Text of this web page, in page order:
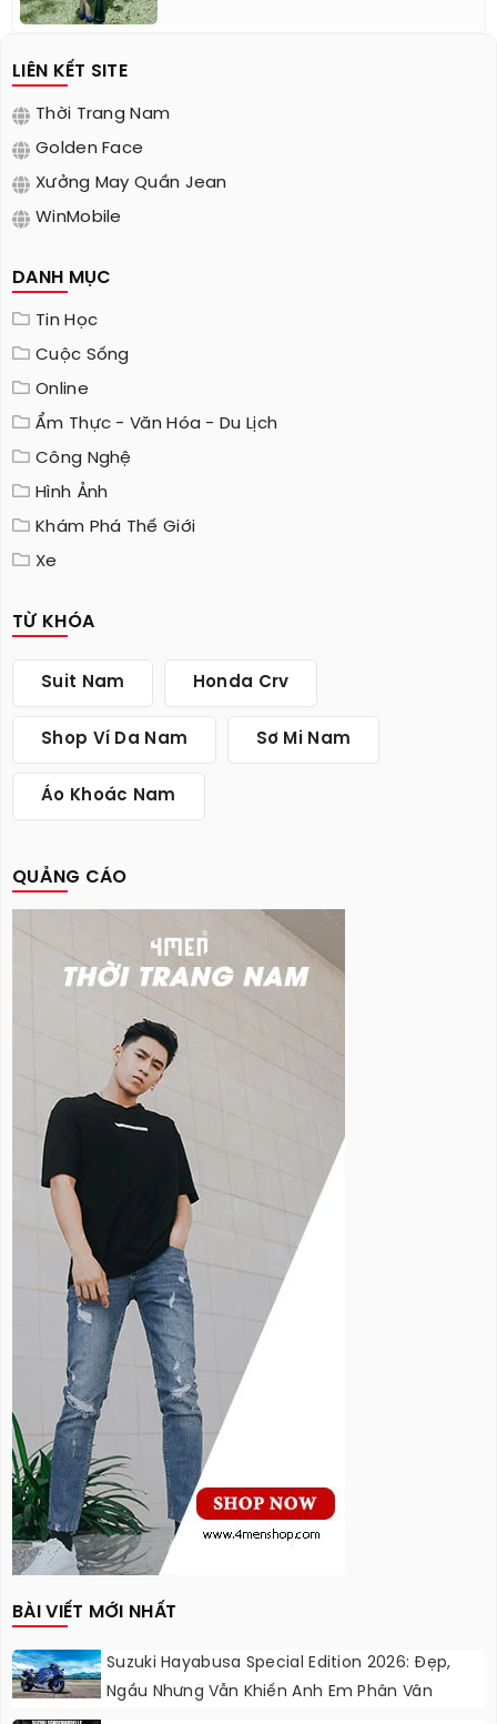
LIÊN KẾT SITE
Thời Trang Nam
Golden Face
Xưởng May Quần Jean
WinMobile
DANH MỤC
Tin Học
Cuộc Sống
Online
Ẩm Thực - Văn Hóa - Du Lịch
Công Nghệ
Hình Ảnh
Khám Phá Thế Giới
Xe
TỪ KHÓA
Suit Nam Honda Crv
Shop Ví Da Nam Sơ Mi Nam
Áo Khoác Nam
QUẢNG CÁO
BÀI VIẾT MỚI NHẤT
Suzuki Hayabusa Special Edition 2026: Đẹp,
Ngầu Nhưng Vẫn Khiến Anh Em Phân Vân